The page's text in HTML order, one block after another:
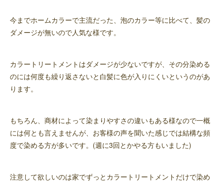
今までホームカラーで主流だった、泡のカラー等に比べて、髪の
ダメージが無いので人気な様です。
カラートリートメントはダメージが少ないですが、その分染める
のには何度も繰り返さないと白髪に色が入りにくいというのがあ
ります。
もちろん、商材によって染まりやすさの違いもある様なので一概
には何とも言えませんが、お客様の声を聞いた感じでは結構な頻
度で染める方が多いです。(週に3回とかやる方もいました)
注意して欲しいのは家でずっとカラートリートメントだけで染め